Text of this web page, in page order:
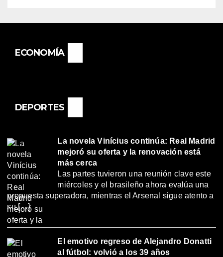
ECONOMÍA
DEPORTES
La novela Vinícius continúa: Real Madrid
mejoró su oferta y la renovación está
más cerca
Las partes tuvieron una reunión clave este
miércoles y el brasileño ahora evalúa una
propuesta superadora, mientras el Arsenal sigue atento a
su […]
El emotivo regreso de Alejandro Donatti
al fútbol: volvió a los 39 años